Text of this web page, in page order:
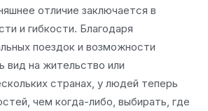
отличие заключается в
и гибкости. Благодаря
поездок и возможности
вид на жительство или
странах, у людей теперь
чем когда-либо, выбирать, где